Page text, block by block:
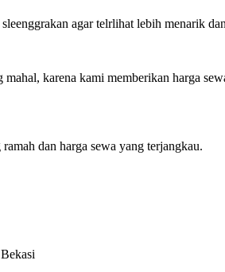
agar telrlihat lebih menarik
karena kami memberikan harga
dan harga sewa yang terjangkau.